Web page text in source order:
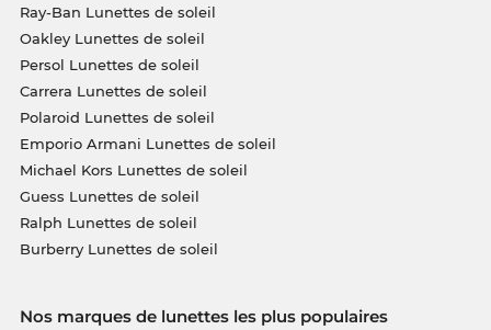
Ray-Ban Lunettes de soleil
Oakley Lunettes de soleil
Persol Lunettes de soleil
Carrera Lunettes de soleil
Polaroid Lunettes de soleil
Emporio Armani Lunettes de soleil
Michael Kors Lunettes de soleil
Guess Lunettes de soleil
Ralph Lunettes de soleil
Burberry Lunettes de soleil
Nos marques de lunettes les plus populaires